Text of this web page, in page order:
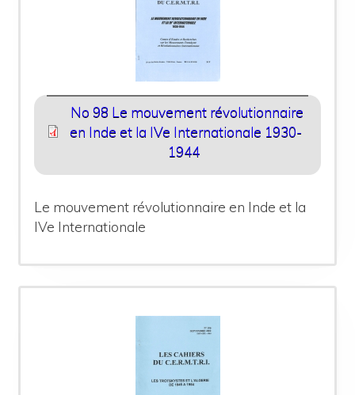
No 98 Le mouvement révolutionnaire
en Inde et la IVe Internationale 1930-
1944
Le mouvement révolutionnaire en Inde et la
IVe Internationale